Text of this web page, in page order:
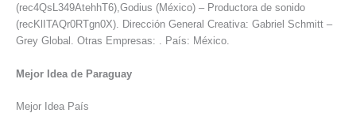
(rec4QsL349AtehhT6),Godius (México) – Productora de sonido
(recKlITAQr0RTgn0X). Dirección General Creativa: Gabriel Schmitt –
Grey Global. Otras Empresas: . País: México.
Mejor Idea de Paraguay
Mejor Idea País